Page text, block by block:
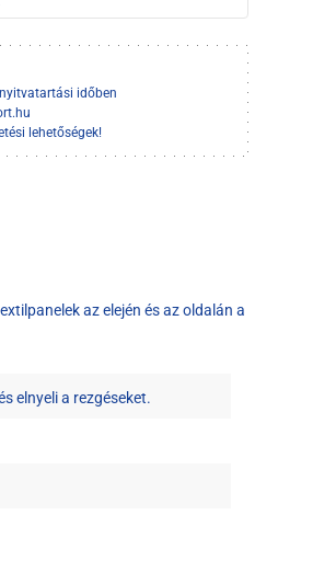
időben
lehetőségek!
az elején és az oldalán a
elnyeli a rezgéseket.